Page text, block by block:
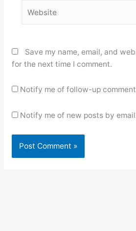
Save my name, email, and
for the next time I comment.
Notify me of follow-up
Notify me of new posts by